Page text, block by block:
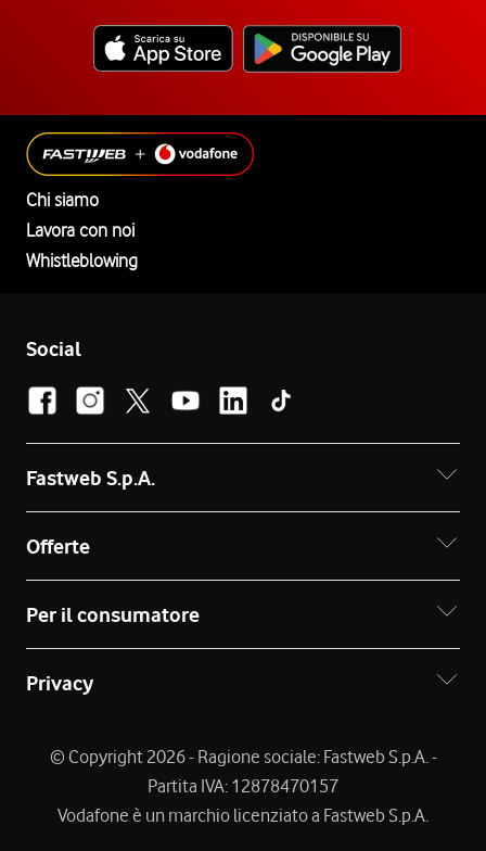
Chi siamo
Lavora con noi
Whistleblowing
Social
Fastweb S.p.A.
Offerte
Per il consumatore
Privacy
© Copyright 2026 - Ragione sociale: Fastweb S.p.A. -
Partita IVA: 12878470157
Vodafone è un marchio licenziato a Fastweb S.p.A.